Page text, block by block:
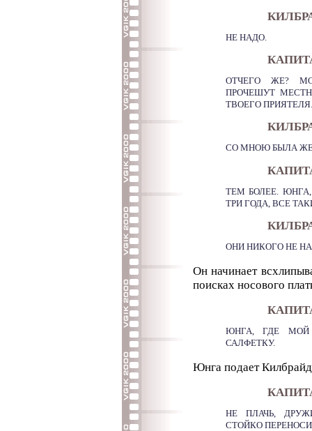
НЕ НАДО.
ОТЧЕГО ЖЕ?
ПРОЧЕШУТ
ТВОЕГО ПРИЯТЕЛЯ.
СО МНОЮ БЫЛА
ТЕМ БОЛЕЕ.
ТРИ ГОДА, ВСЕ
ОНИ НИКОГО НЕ
Он начинает
поисках носового
ЮНГА, ГДЕ
САЛФЕТКУ.
Юнга подает
НЕ ПЛАЧЬ,
СТОЙКО